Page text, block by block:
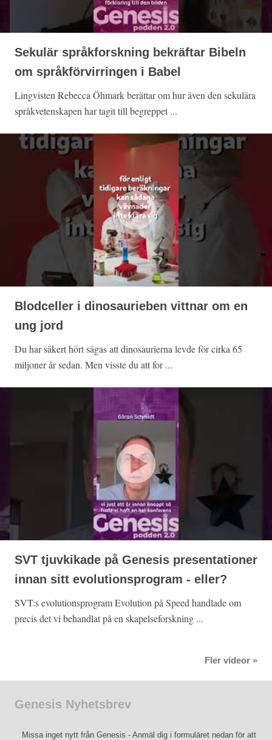
Sekulär språkforskning bekräftar Bibeln
om språkförvirringen i Babel
Lingvisten Rebecca Öhmark berättar om hur även den sekulära
språkvetenskapen har tagit till begreppet ...
Blodceller i dinosaurieben vittnar om en
ung jord
Du har säkert hört sägas att dinosaurierna levde för cirka 65
miljoner år sedan. Men visste du att for ...
SVT tjuvkikade på Genesis presentationer
innan sitt evolutionsprogram - eller?
SVT:s evolutionsprogram Evolution på Speed handlade om
precis det vi behandlat på en skapelseforskning ...
Fler videor »
Genesis Nyhetsbrev
Missa inget nytt från Genesis - Anmäl dig i formuläret nedan för att